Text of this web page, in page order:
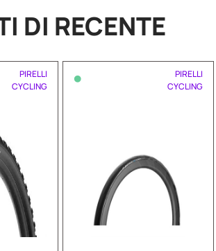
DI RECENTE
PIRELLI
CYCLING
•
PIRELLI
CYCLING